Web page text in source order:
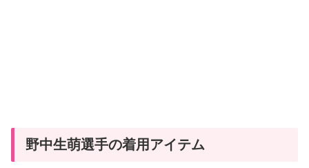
野中生萌選手の着用アイテム